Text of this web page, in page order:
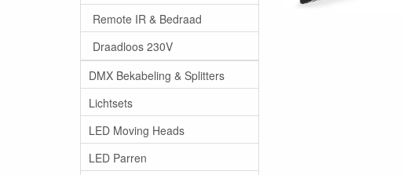
Remote IR & Bedraad
Draadloos 230V
DMX Bekabeling & Splitters
Lichtsets
LED Moving Heads
LED Parren